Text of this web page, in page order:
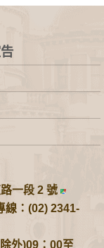
一段 2 號
線：(02) 2341-
外)09：00至